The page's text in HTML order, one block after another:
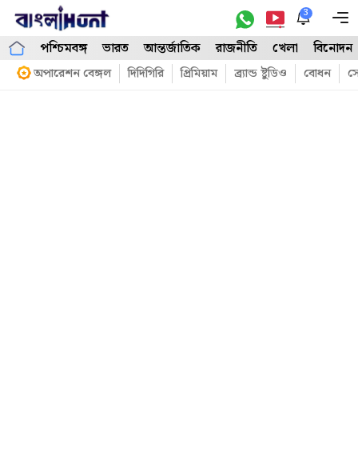
Skip
content
3
পশ্চিমবঙ্গ ভারত আন্তর্জাতিক রাজনীতি খেলা বিনোদন
অপারেশন বেঙ্গল দিদিগিরি প্রিমিয়াম ব্র্যান্ড ষ্টুডিও বোধন